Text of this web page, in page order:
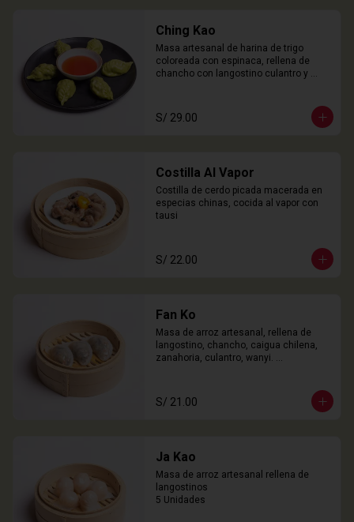
Ching Kao
Masa artesanal de harina de trigo
coloreada con espinaca, rellena de
chancho con langostino culantro y
S/ 29.00
Costilla Al Vapor
Costilla de cerdo picada macerada en
especias chinas, cocida al vapor con
tausi
S/ 22.00
Fan Ko
Masa de arroz artesanal, rellena de
langostino, chancho, caigua chilena,
zanahoria, culantro, wanyi.
S/ 21.00
Ja Kao
Masa de arroz artesanal rellena de
langostinos
5 Unidades